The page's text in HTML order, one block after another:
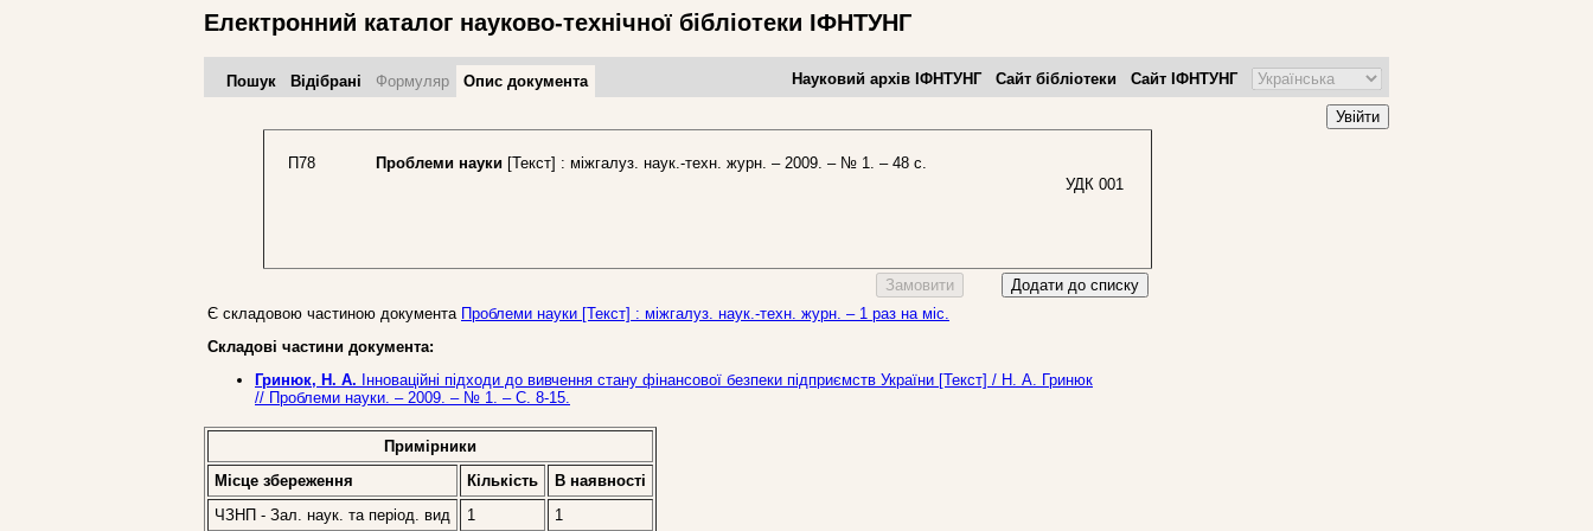
Електронний каталог науково-технічної бібліотеки ІФНТУНГ
Пошук Відібрані Формуляр Опис документа Науковий архів ІФНТУНГ Сайт бібліотеки Сайт ІФНТУНГ
Увійти
П78 Проблеми науки [Текст] : міжгалуз. наук.-техн. журн. – 2009. – № 1. – 48 с.
УДК 001
Замовити
Додати до списку
Є складовою частиною документа Проблеми науки [Текст] : міжгалуз. наук.-техн. журн. – 1 раз на міс.
Складові частини документа:
Гринюк, Н. А. Інноваційні підходи до вивчення стану фінансової безпеки підприємств України [Текст] / Н. А. Гринюк
// Проблеми науки. – 2009. – № 1. – С. 8-15.
Примірники
Місце збереження
Кількість
В наявностi
ЧЗНП - Зал. наук. та період. вид
1 1